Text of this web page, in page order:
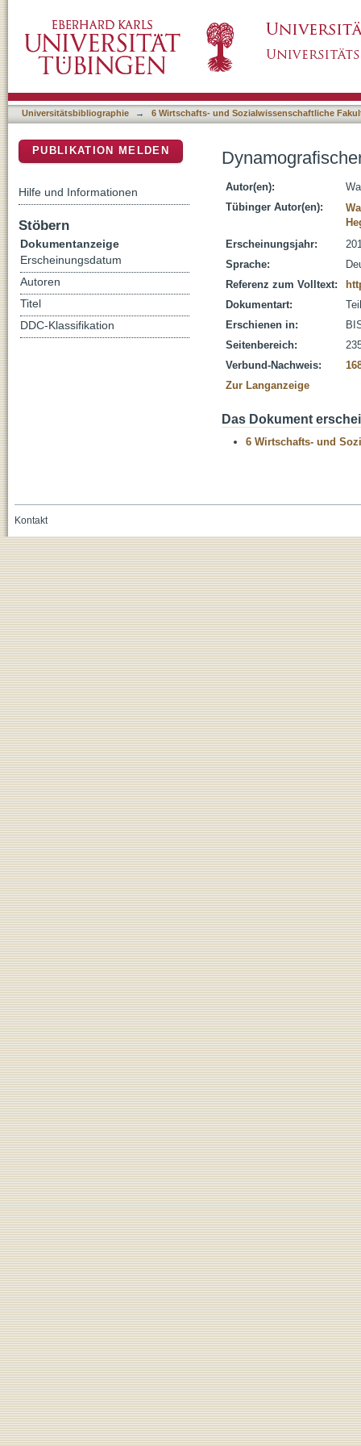
Universitätsbibliographie → 6 Wirtschafts- und Sozialwissenschaftliche
Autor(en):
Tübinger Autor(en):
Erscheinungsjahr:
Sprache:
Referenz zum Volltext:
Dokumentart:
Erschienen in:
Seitenbereich:
Verbund-Nachweis:
Zur Langanzeige
Das Dokument
6 Wirtschafts- und
PUBLIKATION MELDEN
Hilfe und Informationen
Stöbern
Dokumentanzeige
Erscheinungsdatum
Autoren
Titel
DDC-Klassifikation
Kontakt